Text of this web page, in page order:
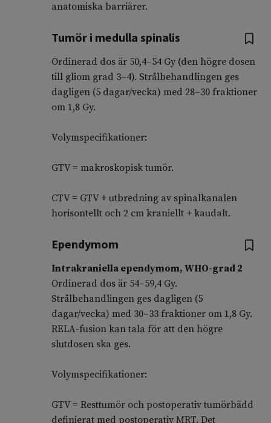
anatomiska barriärer.
Tumör i medulla spinalis
Ordinerad dos är 50,4–54 Gy (den högre dosen
till gliom grad 3–4). Strålbehandlingen ges
dagligen (5 dagar/vecka) med 28–30 fraktioner
om 1,8 Gy.
Volymspecifikationer:
GTV = makroskopisk tumör.
CTV = GTV + utbredning av spinalkanalen
horisontellt och 2 cm kraniellt + kaudalt.
Ependymom
Intrakraniella ependymom, WHO-grad 2
Ordinerad dos är 54–59,4 Gy.
Strålbehandlingen ges dagligen (5
dagar/vecka) med 30–33 fraktioner om 1,8 Gy.
RELA-fusion kan tala för att den högre
slutdosen ska ges.
Volymspecifikationer:
GTV = Resttumör och postoperativ tumörbädd
definierat med postoperativ MRT. Det